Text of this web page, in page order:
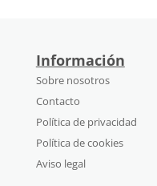
Información
Sobre nosotros
Contacto
Política de privacidad
Política de cookies
Aviso legal